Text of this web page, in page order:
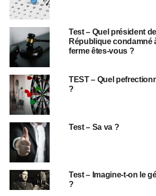
Test – Quel président
République condamné
ferme êtes-vous ?
TEST – Quel
?
Test – Sa va ?
Test – Imagine-t-on le
?